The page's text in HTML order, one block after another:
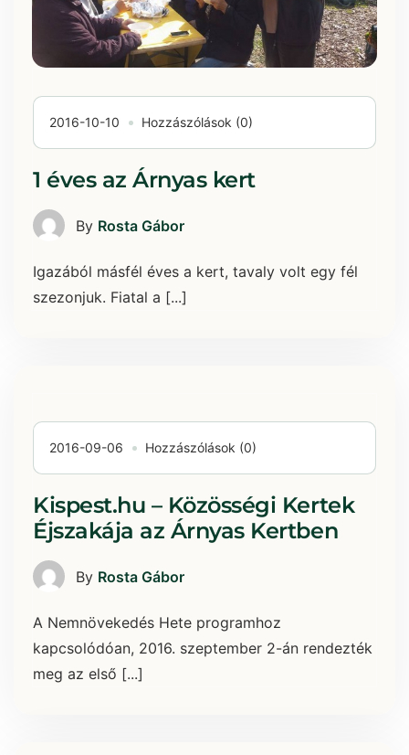
2016-10-10 Hozzászólások (0)
1 éves az Árnyas kert
By Rosta Gábor
Igazából másfél éves a kert, tavaly volt egy fél
szezonjuk. Fiatal a [...]
2016-09-06 Hozzászólások (0)
Kispest.hu – Közösségi Kertek
Éjszakája az Árnyas Kertben
By Rosta Gábor
A Nemnövekedés Hete programhoz
kapcsolódóan, 2016. szeptember 2-án rendezték
meg az első [...]